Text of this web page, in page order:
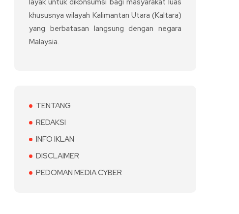
layak untuk dikonsumsi bagi masyarakat luas
khususnya wilayah Kalimantan Utara (Kaltara)
yang berbatasan langsung dengan negara
Malaysia.
TENTANG
REDAKSI
INFO IKLAN
DISCLAIMER
PEDOMAN MEDIA CYBER